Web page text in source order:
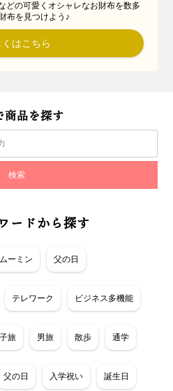
どの可愛くオシャレなお財布を数多
布を見つけよう♪
はこちら
商品を探す
ードから探す
ムーミン 父の日
テレワーク ビジネス多機能
旅 男旅 散歩 通学
父の日 入学祝い 誕生日